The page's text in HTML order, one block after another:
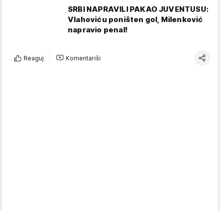
SRBI NAPRAVILI PAKAO JUVENTUSU:
Vlahoviću poništen gol, Milenković
napravio penal!
Reaguj Komentariši